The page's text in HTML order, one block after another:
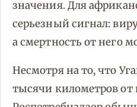
значения. Для
серьезный сигнал:
а смертность от него
Несмотря на то, что
тысячи километров